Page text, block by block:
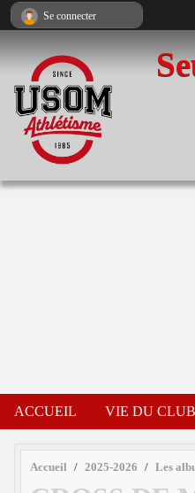
ACCUEIL VIE DU CLUB
Accueil 2025-2026 Les
Se connecter
Panneau de gestion des cookies